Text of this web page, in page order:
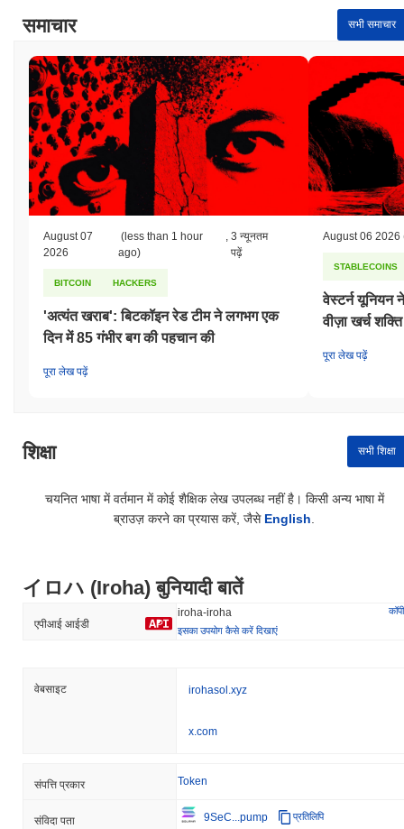
समाचार सभी समाचार
August 07
2026
(less than 1 hour
ago)
3 न्यूनतम
पढ़ें
BITCOIN HACKERS
'अत्यंत खराब': बिटकॉइन रेड टीम ने लगभग एक
दिन में 85 गंभीर बग की पहचान की
पूरा लेख पढ़ें
August 06 2026
STABLECOINS
वेस्टर्न यूनियन
वीज़ा खर्च
पूरा लेख पढ़ें
शिक्षा सभी शिक्षा
चयनित भाषा में वर्तमान में कोई शैक्षिक लेख उपलब्ध नहीं है। किसी अन्य भाषा में
ब्राउज़ करने का प्रयास करें, जैसे English
イロハ (Iroha) बुनियादी बातें
एपीआई आईडी
iroha-iroha
कॉपी
इसका उपयोग कैसे करें दिखाएं
वेबसाइट irohasol.xyz
x.com
संपत्ति प्रकार Token
संविदा पता 9SeC...pump प्रतिलिपि